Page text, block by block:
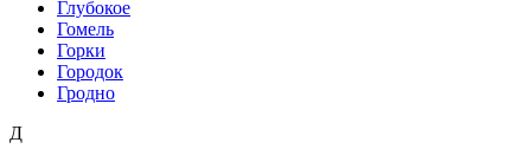
Глубокое
Гомель
Горки
Городок
Гродно
Д